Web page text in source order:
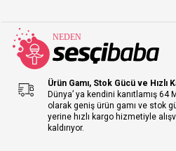
Ürün Gamı, Stok Gücü ve Hızlı
Dünya’ ya kendini kanıtlamış 64
olarak geniş ürün gamı ve stok
yerine hızlı kargo hizmetiyle
kaldırıyor.